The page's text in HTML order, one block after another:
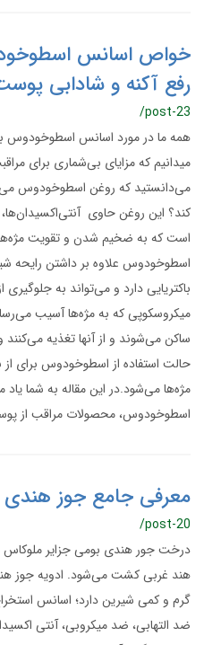
خواص اسانس
رفع آکنه و شادابی
/post-23
همه ما در مورد اسانس اسطوخودوس
میدانیم که مزایای بی‌شماری برای
می‌دانستید که روغن اسطوخودوس
کند؟ این روغن حاوی
است که به ضخیم شدن و تقویت
اسطوخودوس علاوه بر داشتن
باکتریایی دارد و می‌تواند به
میکروسکوپی که به مژه‌ها آسیب
ساکن می‌شوند و از آنها تغذیه
حالت استفاده از اسطوخودوس برای
مژه‌ها می‌شود.در این مقاله به شما یاد
اسطوخودوس، محصولات مراقب از
معرفی جامع جوز هندی
/post-20
درخت جور هندی بومی جزایر ملوکاس
هند غربی کشت می‌شود. ادویه جوز
گرم و کمی شیرین دارد؛ اسانس
ضد التهابی، ضد میکروبی، آنتی‌